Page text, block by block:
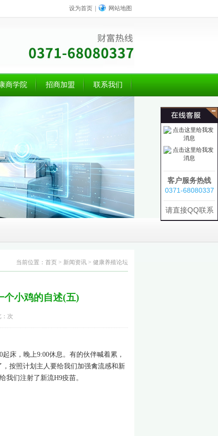
设为首页 网站地图
商学院 招商加盟 联系我们
当前位置： 首页 > 新闻资讯 > 健康养殖论坛
个小鸡的自述(五)
次
床，晚上9:00休息。有的伙伴喊着累，
按照计划主人要给我们加强禽流感和新
我们注射了新流H9疫苗。
客户服务热线
0371-68080337
请直接QQ联系